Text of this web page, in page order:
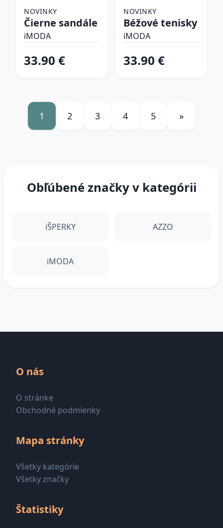
NOVINKY
Čierne sandále
iMODA
33.90 €
NOVINKY
Béžové tenisky
iMODA
33.90 €
1 2 3 4 5 »
Obľúbené značky v kategórii
iŠPERKY AZZO
iMODA
O nás
O stránke
Obchodné podmienky
Mapa stránky
Všetky kategórie
Všetky značky
Štatistiky